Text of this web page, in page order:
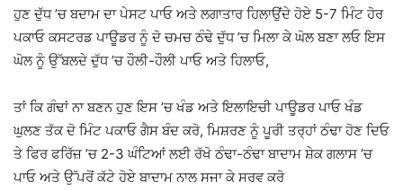
ਹੁਣ ਦੁੱਧ ’ਚ ਬਦਾਮ ਦਾ ਪੇਸਟ ਪਾਓ ਅਤੇ ਲਗਾਤਾਰ ਹਿਲਾਉਂਦੇ ਹੋਏ 5-7 ਮਿੰਟ ਹੋਰ
ਪਕਾਓ ਕਸਟਰਡ ਪਾਊਡਰ ਨੂੰ ਦੋ ਚਮਚ ਠੰਢੇ ਦੁੱਧ ’ਚ ਮਿਲਾ ਕੇ ਘੋਲ ਬਣਾ ਲਓ ਇਸ
ਘੋਲ ਨੂੰ ਉੱਬਲਦੇ ਦੁੱਧ ’ਚ ਹੌਲੀ-ਹੌਲੀ ਪਾਓ ਅਤੇ ਹਿਲਾਓ,
ਤਾਂ ਕਿ ਗੰਢਾਂ ਨਾ ਬਣਨ ਹੁਣ ਇਸ ’ਚ ਖੰਡ ਅਤੇ ਇਲਾਇਚੀ ਪਾਊਡਰ ਪਾਓ ਖੰਡ
ਘੁਲਣ ਤੱਕ ਦੋ ਮਿੰਟ ਪਕਾਓ ਗੈਸ ਬੰਦ ਕਰੋ, ਮਿਸ਼ਰਣ ਨੂੰ ਪੂਰੀ ਤਰ੍ਹਾਂ ਠੰਢਾ ਹੋਣ ਦਿਓ
ਤੇ ਫਿਰ ਫਰਿੱਜ਼ ’ਚ 2-3 ਘੰਟਿਆਂ ਲਈ ਰੱਖੋ ਠੰਢਾ-ਠੰਢਾ ਬਾਦਾਮ ਸ਼ੇਕ ਗਲਾਸ ’ਚ
ਪਾਓ ਅਤੇ ਉੱਪਰੋਂ ਕੱਟੇ ਹੋਏ ਬਾਦਾਮ ਨਾਲ ਸਜਾ ਕੇ ਸਰਵ ਕਰੋ